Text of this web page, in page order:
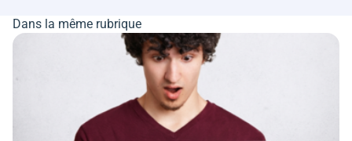
Dans la même rubrique